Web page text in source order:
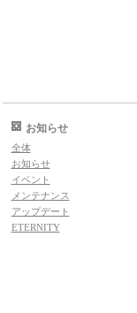
お知らせ
全体
お知らせ
イベント
メンテナンス
アップデート
ETERNITY